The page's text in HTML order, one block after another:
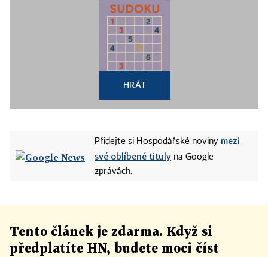
HRÁT
Přidejte si Hospodářské noviny mezi
své oblíbené tituly na Google
zprávách.
Tento článek je zdarma. Když si
předplatíte HN, budete moci číst